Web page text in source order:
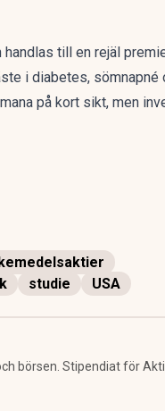
till en rejäl
i diabetes, sömnapné
på kort sikt, men
studie USA
börsen. Stipendiat för